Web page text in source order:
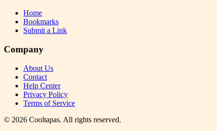
Home
Bookmarks
Submit a Link
Company
About Us
Contact
Help Center
Privacy Policy
Terms of Service
© 2026 Cooltapas. All rights reserved.